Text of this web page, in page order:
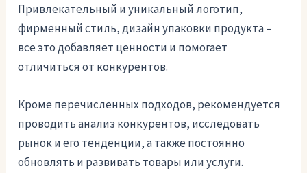
Привлекательный и уникальный логотип,
фирменный стиль, дизайн упаковки продукта –
все это добавляет ценности и помогает
отличиться от конкурентов.
Кроме перечисленных подходов, рекомендуется
проводить анализ конкурентов, исследовать
рынок и его тенденции, а также постоянно
обновлять и развивать товары или услуги.